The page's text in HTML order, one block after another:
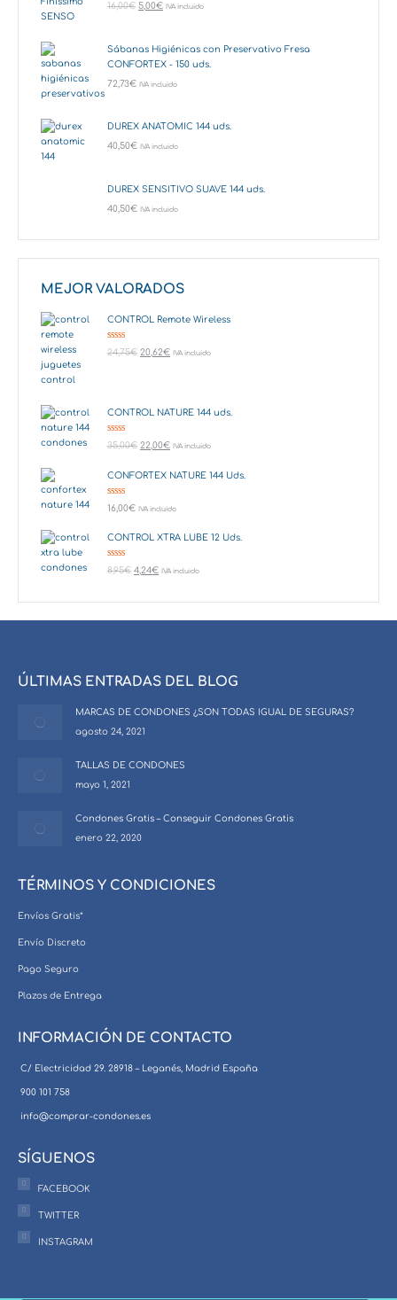
16,00€ 5,00€ IVA incluido
Sábanas Higiénicas con Preservativo Fresa
CONFORTEX - 150 uds.
72,73€ IVA incluido
DUREX ANATOMIC 144 uds.
40,50€ IVA incluido
DUREX SENSITIVO SUAVE 144 uds.
40,50€ IVA incluido
MEJOR VALORADOS
CONTROL Remote Wireless
5.00de 5
24,75€ 20,62€ IVA incluido
CONTROL NATURE 144 uds.
5.00de 5
35,00€ 22,00€ IVA incluido
CONFORTEX NATURE 144 Uds.
5.00de 5
16,00€ IVA incluido
CONTROL XTRA LUBE 12 Uds.
5.00de 5
8,95€ 4,24€ IVA incluido
ÚLTIMAS ENTRADAS DEL BLOG
MARCAS DE CONDONES ¿SON TODAS IGUAL DE SEGURAS?
agosto 24, 2021
TALLAS DE CONDONES
mayo 1, 2021
Condones Gratis – Conseguir Condones Gratis
enero 22, 2020
TÉRMINOS Y CONDICIONES
Envíos Gratis*
Envío Discreto
Pago Seguro
Plazos de Entrega
INFORMACIÓN DE CONTACTO
C/ Electricidad 29. 28918 – Leganés, Madrid España
900 101 758
info@comprar-condones.es
SÍGUENOS
FACEBOOK
TWITTER
INSTAGRAM